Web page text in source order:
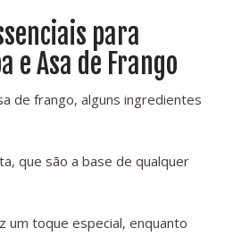
para
e Asa de Frango
de frango, alguns ingredientes
que são a base de qualquer
um toque especial, enquanto